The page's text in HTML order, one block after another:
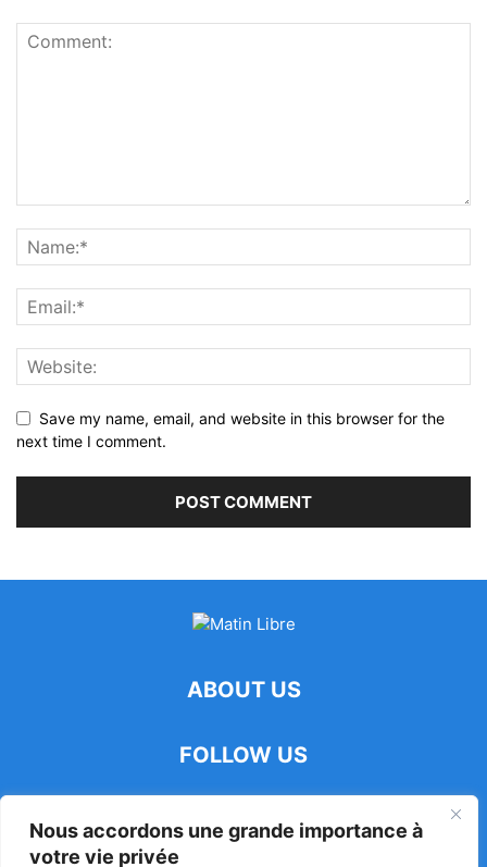
Nous accordons une grande importance à
votre vie privée
Save my name, email, and website in this browser for the
next time I comment.
ABOUT US
FOLLOW US